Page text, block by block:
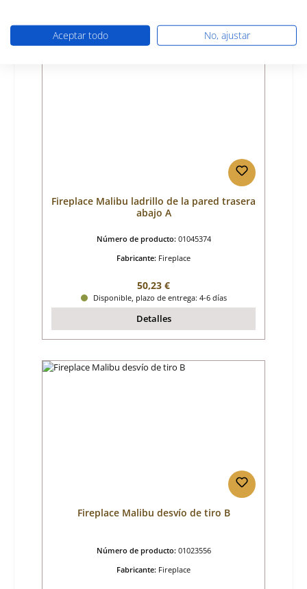
Fireplace Malibu ladrillo de la pared trasera
abajo A
Número de producto: 01045374
Fabricante: Fireplace
Precio normal:
50,23 €
Disponible, plazo de entrega: 4-6 días
Detalles
Fireplace Malibu desvío de tiro B
Número de producto: 01023556
Fabricante: Fireplace
Aceptar todo No, ajustar